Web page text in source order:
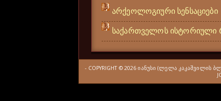
არქეოლოგიური სენსაციები
საქართველოს ისტორიული
- COPYRIGHT © 2026ᲘᲐᲜᲣᲡᲘ (ᲚᲔᲚᲐ ᲙᲐᲙᲐᲨᲕᲘᲚᲘᲡ